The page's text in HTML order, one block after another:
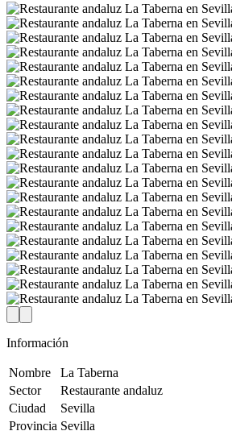
Información
Nombre
La Taberna
Sector
Restaurante andaluz
Ciudad
Sevilla
Provincia Sevilla